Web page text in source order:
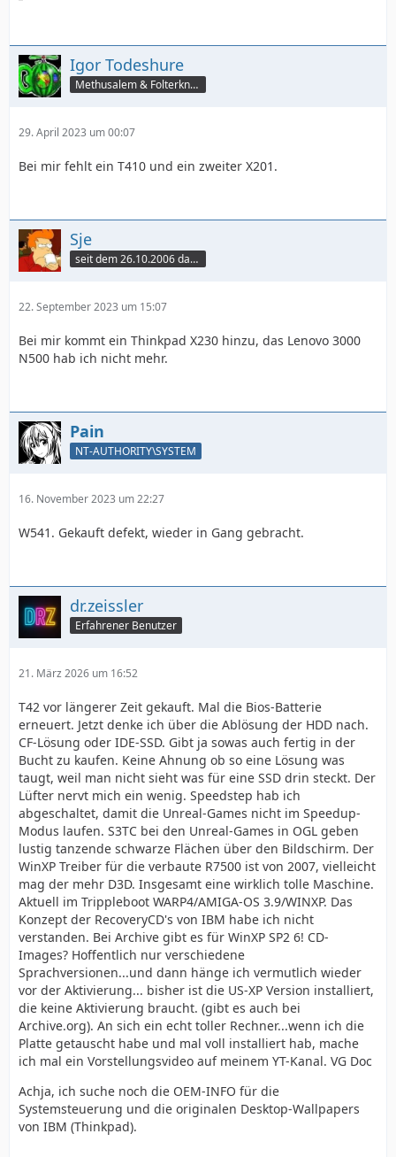
Igor Todeshure
Methusalem & Folterknecht
29. April 2023 um 00:07
Bei mir fehlt ein T410 und ein zweiter X201.
Sje
seit dem 26.10.2006 dabei
22. September 2023 um 15:07
Bei mir kommt ein Thinkpad X230 hinzu, das Lenovo 3000
N500 hab ich nicht mehr.
Pain
NT-AUTHORITY\SYSTEM
16. November 2023 um 22:27
W541. Gekauft defekt, wieder in Gang gebracht.
dr.zeissler
Erfahrener Benutzer
21. März 2026 um 16:52
T42 vor längerer Zeit gekauft. Mal die Bios-Batterie
erneuert. Jetzt denke ich über die Ablösung der HDD nach.
CF-Lösung oder IDE-SSD. Gibt ja sowas auch fertig in der
Bucht zu kaufen. Keine Ahnung ob so eine Lösung was
taugt, weil man nicht sieht was für eine SSD drin steckt. Der
Lüfter nervt mich ein wenig. Speedstep hab ich
abgeschaltet, damit die Unreal-Games nicht im Speedup-
Modus laufen. S3TC bei den Unreal-Games in OGL geben
lustig tanzende schwarze Flächen über den Bildschirm. Der
WinXP Treiber für die verbaute R7500 ist von 2007, vielleicht
mag der mehr D3D. Insgesamt eine wirklich tolle Maschine.
Aktuell im Trippleboot WARP4/AMIGA-OS 3.9/WINXP. Das
Konzept der RecoveryCD's von IBM habe ich nicht
verstanden. Bei Archive gibt es für WinXP SP2 6! CD-
Images? Hoffentlich nur verschiedene
Sprachversionen...und dann hänge ich vermutlich wieder
vor der Aktivierung... bisher ist die US-XP Version installiert,
die keine Aktivierung braucht. (gibt es auch bei
Archive.org). An sich ein echt toller Rechner...wenn ich die
Platte getauscht habe und mal voll installiert hab, mache
ich mal ein Vorstellungsvideo auf meinem YT-Kanal. VG Doc
Achja, ich suche noch die OEM-INFO für die
Systemsteuerung und die originalen Desktop-Wallpapers
von IBM (Thinkpad).